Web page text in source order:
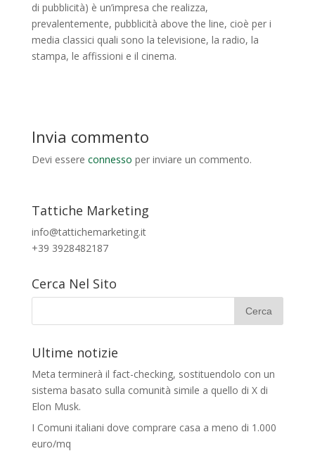
di pubblicità) è un’impresa che realizza,
prevalentemente, pubblicità above the line, cioè per i
media classici quali sono la televisione, la radio, la
stampa, le affissioni e il cinema.
Invia commento
Devi essere connesso per inviare un commento.
Tattiche Marketing
info@tattichemarketing.it
+39 3928482187
Cerca Nel Sito
Ultime notizie
Meta terminerà il fact-checking, sostituendolo con un
sistema basato sulla comunità simile a quello di X di
Elon Musk.
I Comuni italiani dove comprare casa a meno di 1.000
euro/mq